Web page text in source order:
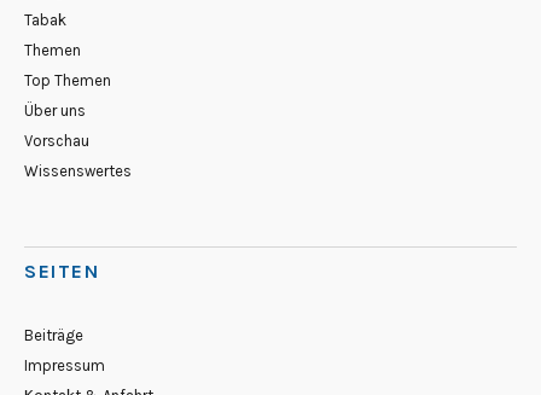
Tabak
Themen
Top Themen
Über uns
Vorschau
Wissenswertes
SEITEN
Beiträge
Impressum